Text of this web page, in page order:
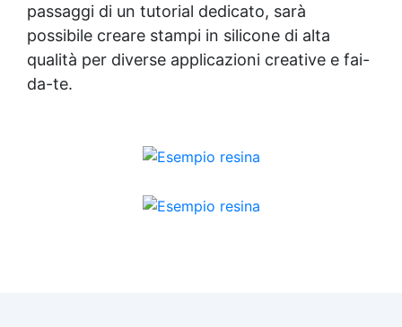
passaggi di un tutorial dedicato, sarà
possibile creare stampi in silicone di alta
qualità per diverse applicazioni creative e fai-
da-te.